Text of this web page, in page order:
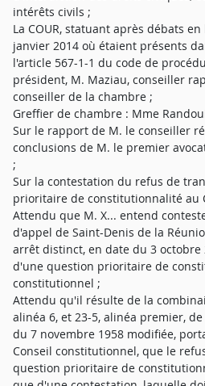
intérêts civils ;
La COUR, statuant après débats
janvier 2014 où étaient présents
l'article 567-1-1 du code de
président, M. Maziau, conseiller
conseiller de la chambre ;
Greffier de chambre : Mme
Sur le rapport de M. le conseiller
conclusions de M. le premier
;
Sur la contestation du refus de
prioritaire de constitutionnalité au
Attendu que M. X... entend
d'appel de Saint-Denis de la
arrêt distinct, en date du 3 octobre
d'une question prioritaire de
constitutionnel ;
Attendu qu'il résulte de la
alinéa 6, et 23-5, alinéa premier,
du 7 novembre 1958 modifiée,
Conseil constitutionnel, que le
question prioritaire de